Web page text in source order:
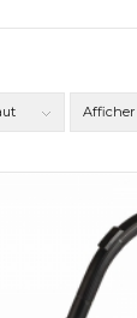
Afficher